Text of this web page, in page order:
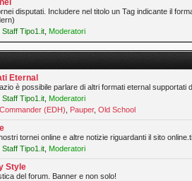
disputati. Includere nel titolo un Tag indicante il
Staff Tipo1.it Moderatori
Eternal
è possibile parlare di altri formati eternal supportati
Staff Tipo1.it Moderatori
Commander (EDH) Pauper,Old School
tornei online e altre notizie riguardanti il sito
Staff Tipo1.it Moderatori
Style
del forum. Banner e non solo!